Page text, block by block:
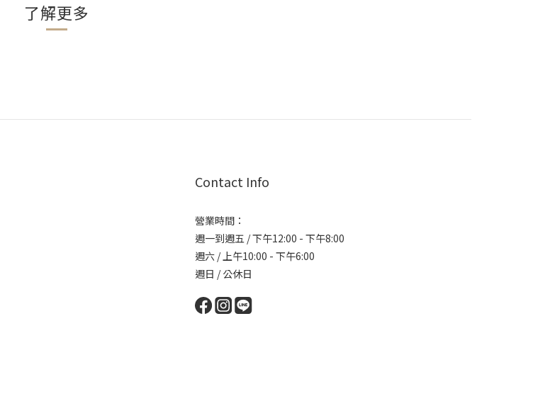
了解更多
Contact Info
營業時間：
週一到週五 / 下午12:00 - 下午8:00
週六 / 上午10:00 - 下午6:00
週日 / 公休日